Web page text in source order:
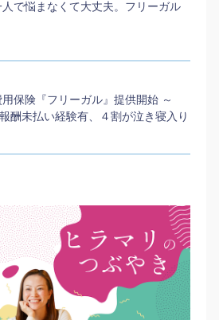
で悩まなくて大丈夫。フリーガル
保険『フリーガル』提供開始 ～
酬未払い経験有、４割が泣き寝入り